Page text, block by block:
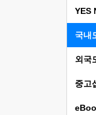
YES
국내
외국
중고